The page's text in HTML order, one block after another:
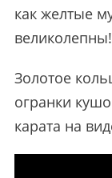
как желтые
великолепны!
Золотое
огранки
карата на